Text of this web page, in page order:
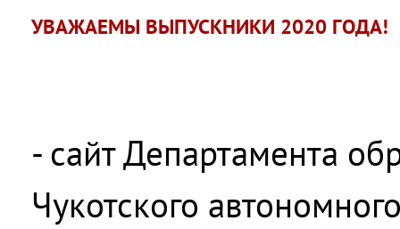
УВАЖАЕМЫ ВЫПУСКНИКИ 2020 ГОДА!
- сайт Департамента
Чукотского